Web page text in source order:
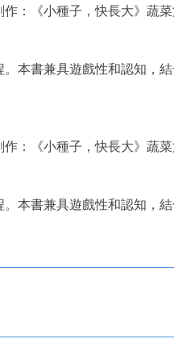
：《小種子，快長大》蔬
本書兼具遊戲性和認知，
：《小種子，快長大》蔬
本書兼具遊戲性和認知，